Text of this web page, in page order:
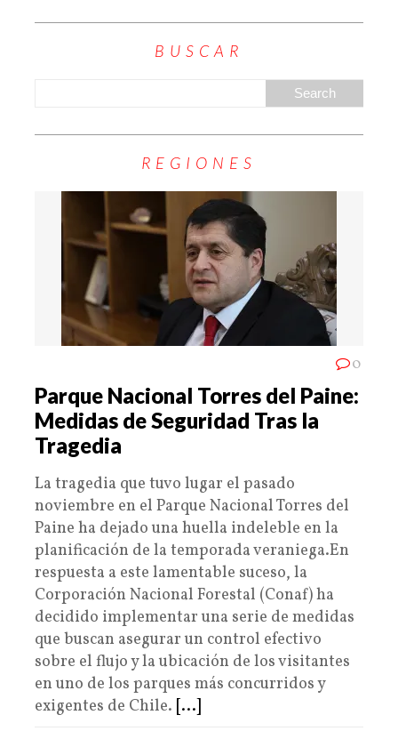
BUSCAR
REGIONES
0
Parque Nacional Torres del Paine:
Medidas de Seguridad Tras la
Tragedia
La tragedia que tuvo lugar el pasado
noviembre en el Parque Nacional Torres del
Paine ha dejado una huella indeleble en la
planificación de la temporada veraniega.En
respuesta a este lamentable suceso, la
Corporación Nacional Forestal (Conaf) ha
decidido implementar una serie de medidas
que buscan asegurar un control efectivo
sobre el flujo y la ubicación de los visitantes
en uno de los parques más concurridos y
exigentes de Chile. [...]